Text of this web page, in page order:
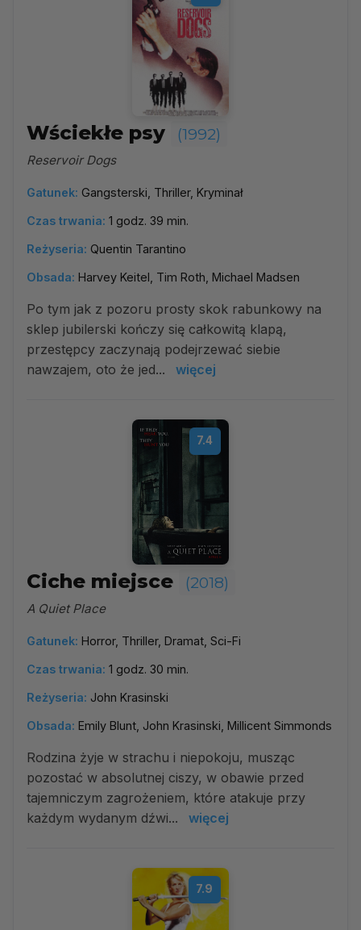
Wściekłe psy (1992)
Reservoir Dogs
Gatunek: Gangsterski, Thriller, Kryminał
Czas trwania: 1 godz. 39 min.
Reżyseria: Quentin Tarantino
Obsada: Harvey Keitel, Tim Roth, Michael Madsen
Po tym jak z pozoru prosty skok rabunkowy na
sklep jubilerski kończy się całkowitą klapą,
przestępcy zaczynają podejrzewać siebie
nawzajem, oto że jed...
więcej
7.4
Ciche miejsce (2018)
A Quiet Place
Gatunek: Horror, Thriller, Dramat, Sci-Fi
Czas trwania: 1 godz. 30 min.
Reżyseria: John Krasinski
Obsada: Emily Blunt, John Krasinski, Millicent Simmonds
Rodzina żyje w strachu i niepokoju, musząc
pozostać w absolutnej ciszy, w obawie przed
tajemniczym zagrożeniem, które atakuje przy
każdym wydanym dźwi...
więcej
7.9